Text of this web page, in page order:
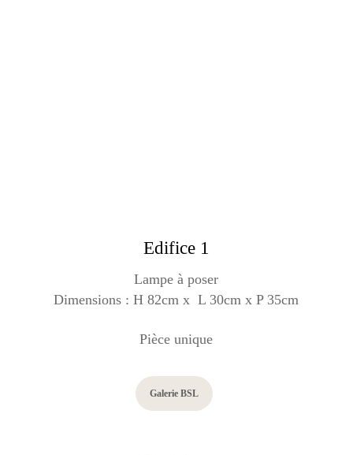
Edifice 1
Lampe à poser
Dimensions : H 82cm x L 30cm x P 35cm
Pièce unique
Galerie BSL